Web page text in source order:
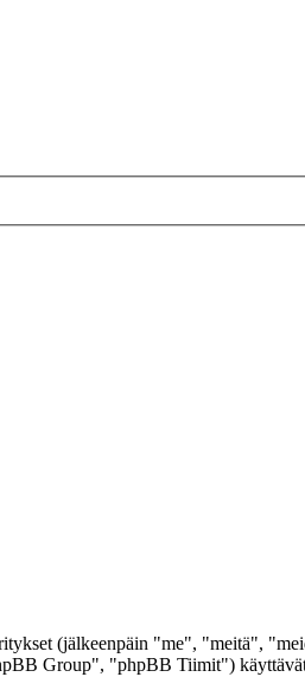
(jälkeenpäin "me", "meitä",
Group", "phpBB Tiimit")